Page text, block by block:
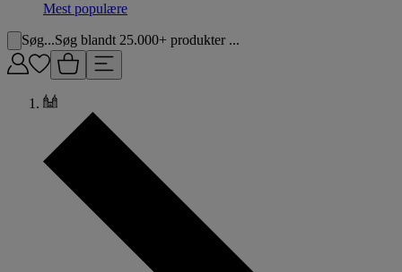
Mest populære
Søg...Søg blandt 25.000+ produkter ...